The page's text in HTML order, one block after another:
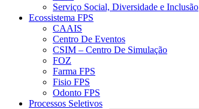
Serviço Social, Diversidade e Inclusão
Ecossistema FPS
CAAIS
Centro De Eventos
CSIM – Centro De Simulação
FOZ
Farma FPS
Fisio FPS
Odonto FPS
Processos Seletivos